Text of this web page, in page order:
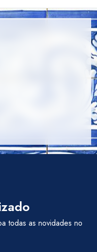
todas as novidades no